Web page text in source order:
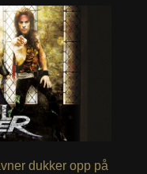
dukker opp på